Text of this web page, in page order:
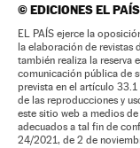
©EDICIONES EL PAÍS
EL PAÍS ejerce la
la elaboración de revistas
también realiza la reserva
comunicación pública de
prevista en el artículo 33.1
de las reproducciones y
este sitio web a medios
adecuados a tal fin de
24/2021, de 2 de